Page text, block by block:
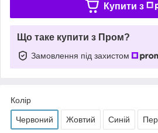
Купити з
Що таке купити з Пром?
Замовлення під захистом
Колір
Червоний Жовтий Синій